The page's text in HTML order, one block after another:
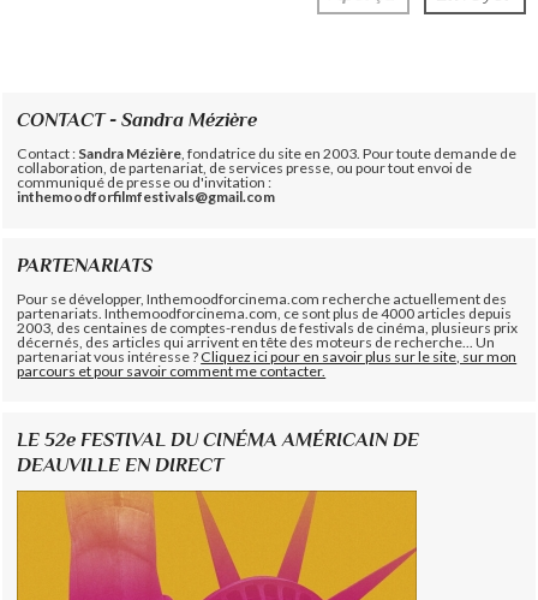
CONTACT - Sandra Mézière
Contact : Sandra Mézière , fondatrice du site en 2003. Pour toute demande de
collaboration, de partenariat, de services presse, ou pour tout envoi de
communiqué de presse ou d'invitation :
inthemoodforfilmfestivals@gmail.com
PARTENARIATS
Pour se développer, Inthemoodforcinema.com recherche actuellement des
partenariats. Inthemoodforcinema.com, ce sont plus de 4000 articles depuis
2003, des centaines de comptes-rendus de festivals de cinéma, plusieurs prix
décernés, des articles qui arrivent en tête des moteurs de recherche... Un
partenariat vous intéresse ?Cliquez ici pour en savoir plus sur le site, sur mon
parcours et pour savoir comment me contacter.
LE 52e FESTIVAL DU CINÉMA AMÉRICAIN DE
DEAUVILLE EN DIRECT